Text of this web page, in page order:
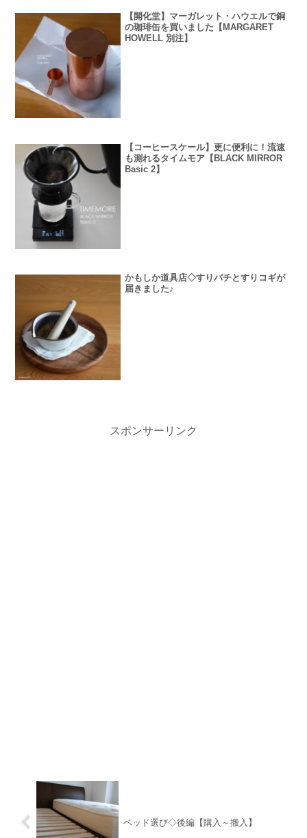
【開化堂】マーガレット・ハウエルで銅
の珈琲缶を買いました【MARGARET
HOWELL 別注】
【コーヒースケール】更に便利に！流速
も測れるタイムモア【BLACK MIRROR
Basic 2】
かもしか道具店◇すりバチとすりコギが
届きました♪
スポンサーリンク
ベッド選び◇後編【購入～搬入】